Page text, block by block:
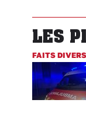
LES
FAITS DIVERS